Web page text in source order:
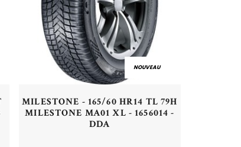
NOUVEAU
MILESTONE - 165/60 HR14 TL 79H
MILESTONE MA01 XL - 1656014 -
DDA